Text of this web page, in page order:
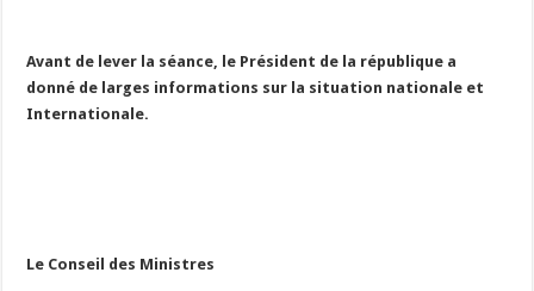
Avant de lever la séance, le Président de la république a
donné de larges informations sur la situation nationale et
Internationale.
Le Conseil des Ministres